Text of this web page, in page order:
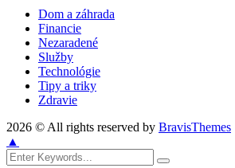
Dom a záhrada
Financie
Nezaradené
Služby
Technológie
Tipy a triky
Zdravie
2026 © All rights reserved by BravisThemes
▲